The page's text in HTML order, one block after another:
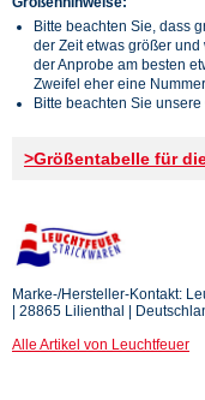
Bitte beachten Sie, dass
der Zeit etwas größer
der Anprobe am besten
Zweifel eher eine
Bitte beachten Sie
>Größentabelle für
Marke-/Hersteller-Kontakt:
| 28865 Lilienthal |
Alle Artikel von Leuchtfeuer